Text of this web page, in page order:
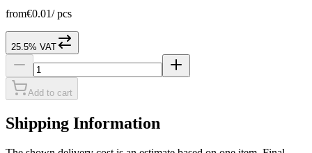
from€0.01/ pcs
25.5% VAT
Add to cart
Shipping Information